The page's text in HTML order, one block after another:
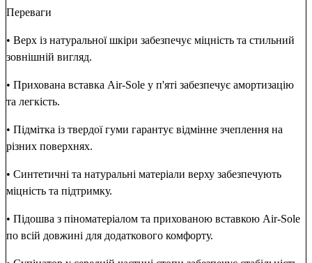
Переваги
• Верх із натуральної шкіри забезпечує міцність та стильний
зовнішній вигляд.
• Прихована вставка Air-Sole у п'яті забезпечує амортизацію
та легкість.
• Підмітка із твердої гуми гарантує відмінне зчеплення на
різних поверхнях.
• Синтетичні та натуральні матеріали верху забезпечують
міцність та підтримку.
• Підошва з піноматеріалом та прихованою вставкою Air-Sole
по всій довжині для додаткового комфорту.